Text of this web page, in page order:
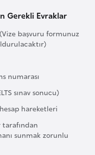
Gerekli Evraklar
başvuru formunuz
numarası
sınav sonucu)
hareketleri
tarafından
sunmak zorunlu